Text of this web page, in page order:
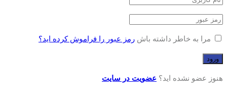
مرا به خاطر داشته باش رمز عبور را فراموش کرده اید؟
هنوز عضو نشده اید؟ عضویت در سایت